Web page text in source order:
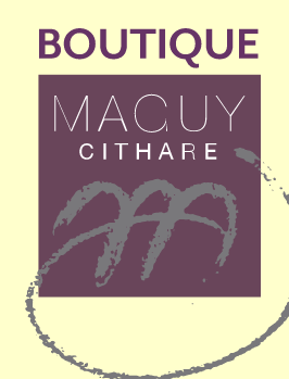
Aller
navigation
Aller
contenu